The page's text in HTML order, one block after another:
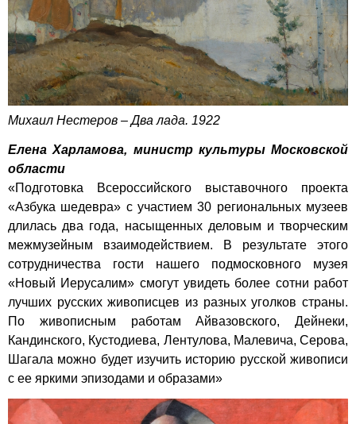
Михаил Нестеров – Два лада. 1922
Елена Харламова, министр культуры Московской
области
«Подготовка Всероссийского выставочного проекта
«Азбука шедевра» с участием 30 региональных музеев
длилась два года, насыщенных деловым и творческим
межмузейным взаимодействием. В результате этого
сотрудничества гости нашего подмосковного музея
«Новый Иерусалим» смогут увидеть более сотни работ
лучших русских живописцев из разных уголков страны.
По живописным работам Айвазовского, Дейнеки,
Кандинского, Кустодиева, Лентулова, Малевича, Серова,
Шагала можно будет изучить историю русской живописи
с ее яркими эпизодами и образами»